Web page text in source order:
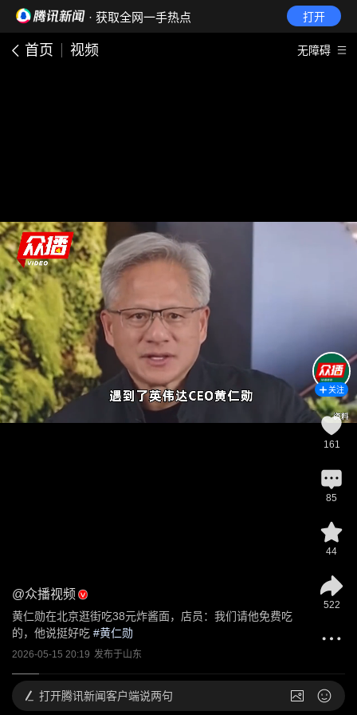
· 获取全网一手热点 打开
首页 视频 无障碍
@众播视频
黄仁勋在北京逛街吃38元炸酱面，店员：我们请他免费吃
的，他说挺好吃 #黄仁勋
2026-05-15 20:19 发布于山东
关注
161
85
44
522
打开腾讯新闻客户端说两句